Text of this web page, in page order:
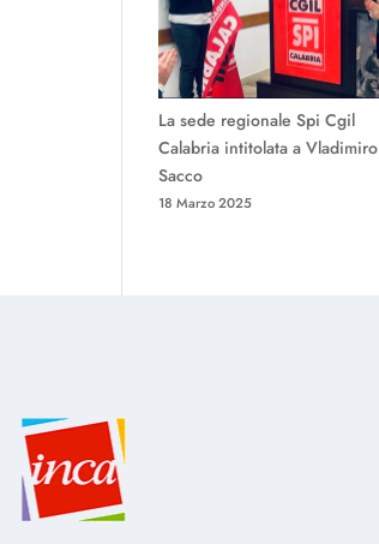
La sede regionale Spi Cgil
Calabria intitolata a Vladimiro
Sacco
18 Marzo 2025